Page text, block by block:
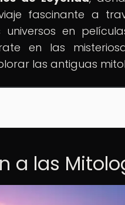
fascinante a
universos en
en las
las antiguas
a las